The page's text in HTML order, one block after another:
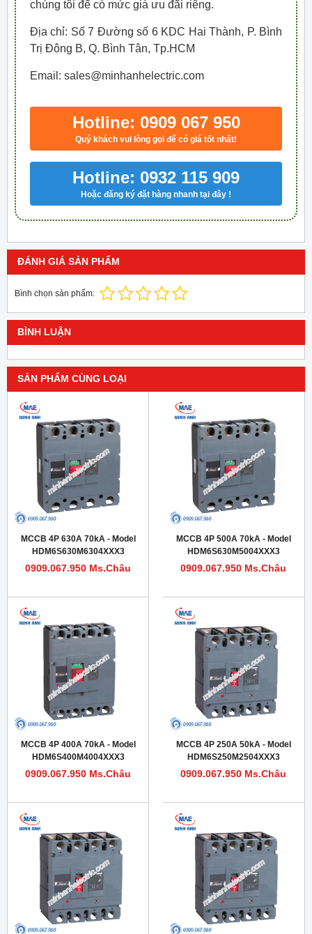
chúng tôi để có mức giá ưu đãi riêng.
Địa chỉ: Số 7 Đường số 6 KDC Hai Thành, P. Bình
Trị Đông B, Q. Bình Tân, Tp.HCM
Email: sales@minhanhelectric.com
Hotline: 0909 067 950
Quý khách vui lòng gọi để có giá tốt nhất!
Hotline: 0932 115 909
Hoặc đăng ký đặt hàng nhanh tại đây !
ĐÁNH GIÁ SẢN PHẨM
Bình chọn sản phẩm:
BÌNH LUẬN
SẢN PHẨM CÙNG LOẠI
MCCB 4P 630A 70kA - Model
HDM6S630M6304XXX3
0909.067.950 Ms.Châu
MCCB 4P 500A 70kA - Model
HDM6S630M5004XXX3
0909.067.950 Ms.Châu
MCCB 4P 400A 70kA - Model
HDM6S400M4004XXX3
0909.067.950 Ms.Châu
MCCB 4P 250A 50kA - Model
HDM6S250M2504XXX3
0909.067.950 Ms.Châu